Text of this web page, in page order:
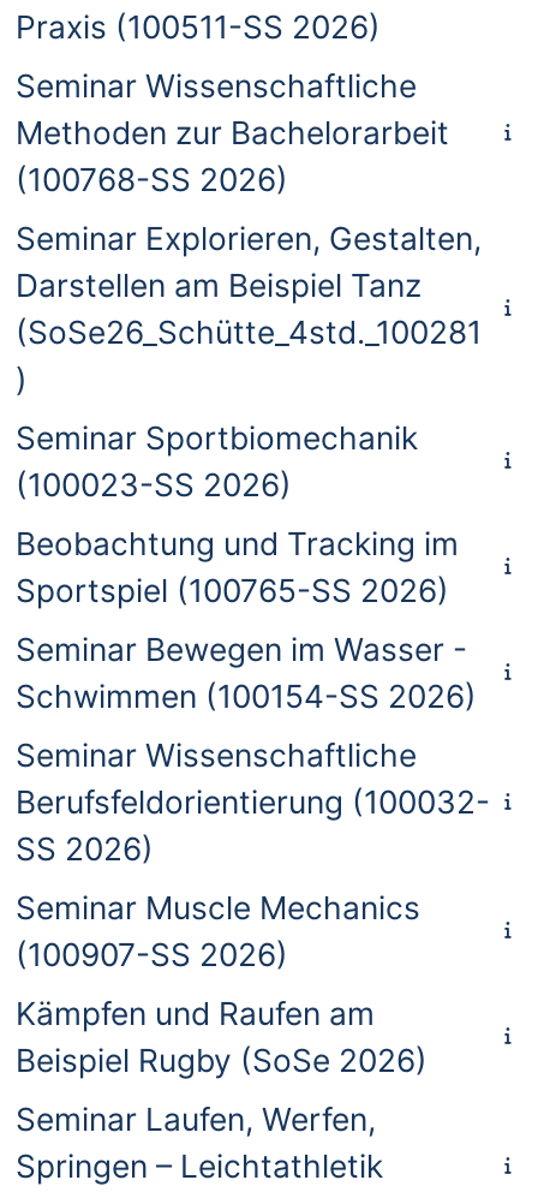
Praxis (100511-SS 2026)
Seminar Wissenschaftliche
Methoden zur Bachelorarbeit
(100768-SS 2026)
Seminar Explorieren, Gestalten,
Darstellen am Beispiel Tanz
(SoSe26_Schütte_4std._100281
)
Seminar Sportbiomechanik
(100023-SS 2026)
Beobachtung und Tracking im
Sportspiel (100765-SS 2026)
Seminar Bewegen im Wasser -
Schwimmen (100154-SS 2026)
Seminar Wissenschaftliche
Berufsfeldorientierung (100032-
SS 2026)
Seminar Muscle Mechanics
(100907-SS 2026)
Kämpfen und Raufen am
Beispiel Rugby (SoSe 2026)
Seminar Laufen, Werfen,
Springen – Leichtathletik